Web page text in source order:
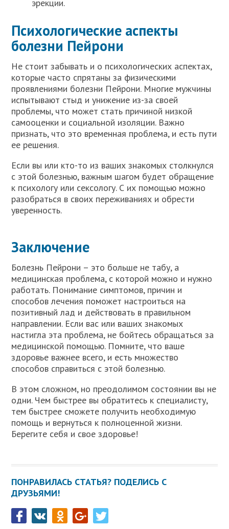
эрекции.
Психологические аспекты
болезни Пейрони
Не стоит забывать и о психологических аспектах,
которые часто спрятаны за физическими
проявлениями болезни Пейрони. Многие мужчины
испытывают стыд и унижение из-за своей
проблемы, что может стать причиной низкой
самооценки и социальной изоляции. Важно
признать, что это временная проблема, и есть пути
ее решения.
Если вы или кто-то из ваших знакомых столкнулся
с этой болезнью, важным шагом будет обращение
к психологу или сексологу. С их помощью можно
разобраться в своих переживаниях и обрести
уверенность.
Заключение
Болезнь Пейрони – это больше не табу, а
медицинская проблема, с которой можно и нужно
работать. Понимание симптомов, причин и
способов лечения поможет настроиться на
позитивный лад и действовать в правильном
направлении. Если вас или ваших знакомых
настигла эта проблема, не бойтесь обращаться за
медицинской помощью. Помните, что ваше
здоровье важнее всего, и есть множество
способов справиться с этой болезнью.
В этом сложном, но преодолимом состоянии вы не
одни. Чем быстрее вы обратитесь к специалисту,
тем быстрее сможете получить необходимую
помощь и вернуться к полноценной жизни.
Берегите себя и свое здоровье!
ПОНРАВИЛАСЬ СТАТЬЯ? ПОДЕЛИСЬ С
ДРУЗЬЯМИ!